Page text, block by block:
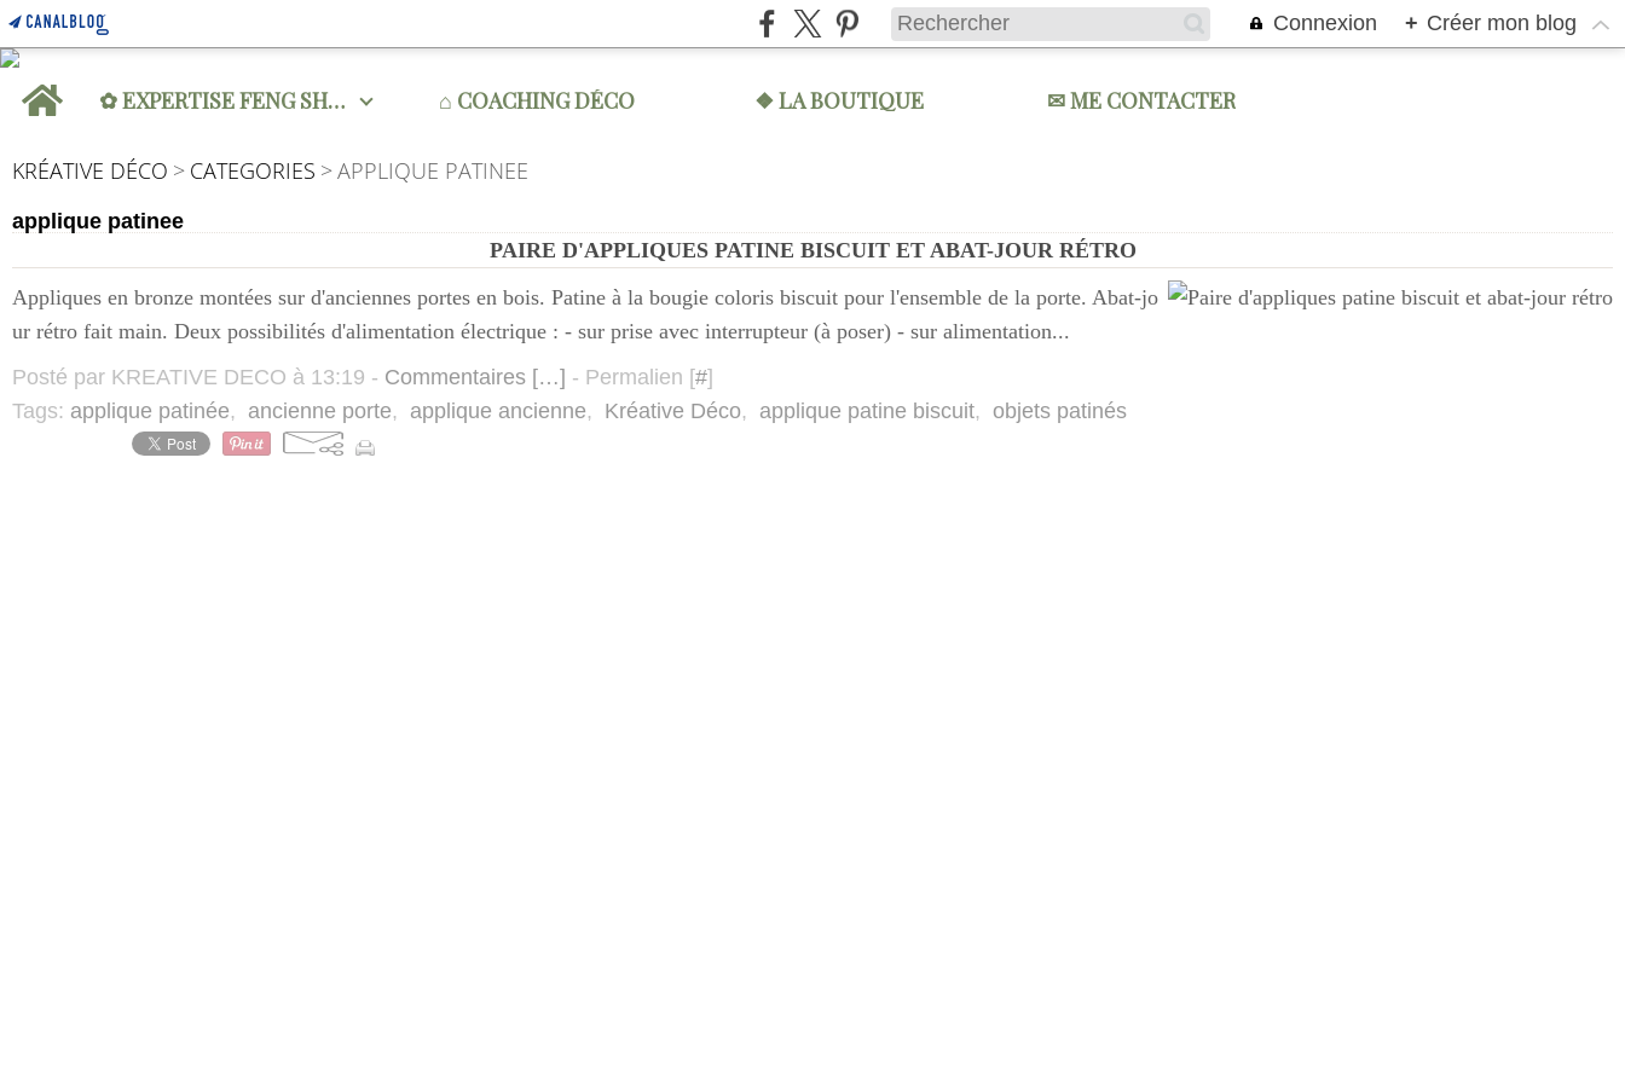
Connexion + Créer mon blog
Home
✿ EXPERTISE FENG SHUI ⌂ COACHING DÉCO ❖ LA BOUTIQUE ✉ ME CONTACTER
KRÉATIVE DÉCO > CATEGORIES >APPLIQUE PATINEE
applique patinee
PAIRE D'APPLIQUES PATINE BISCUIT ET ABAT-JOUR RÉTRO
Appliques en bronze montées sur d'anciennes portes en bois. Patine à la bougie coloris biscuit pour l'ensemble de la porte. Abat-jo
ur rétro fait main. Deux possibilités d'alimentation électrique : - sur prise avec interrupteur (à poser) - sur alimentation...
Posté par KREATIVE DECO à 13:19 - Commentaires […] - Permalien [#]
Tags: applique patinée, ancienne porte, applique ancienne, Kréative Déco, applique patine biscuit, objets patinés